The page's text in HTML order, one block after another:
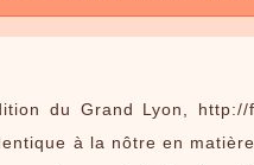
du Grand Lyon, http://
à la nôtre en